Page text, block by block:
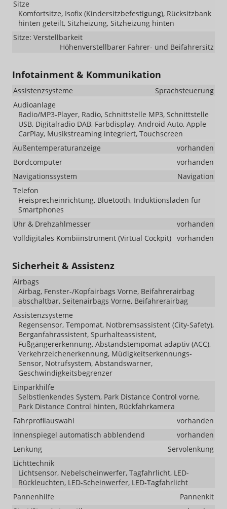
Sitze
Komfortsitze, Isofix (Kindersitzbefestigung), Rücksitzbank
hinten geteilt, Sitzheizung, Sitzheizung hinten
Sitze: Verstellbarkeit
Höhenverstellbarer Fahrer- und Beifahrersitz
Infotainment & Kommunikation
Assistenzsysteme
Sprachsteuerung
Audioanlage
Radio/MP3-Player, Radio, Schnittstelle MP3, Schnittstelle
USB, Digitalradio DAB, Farbdisplay, Android Auto, Apple
CarPlay, Musikstreaming integriert, Touchscreen
Außentemperaturanzeige
vorhanden
Bordcomputer
vorhanden
Navigationssystem
Navigation
Telefon
Freisprecheinrichtung, Bluetooth, Induktionsladen für
Smartphones
Uhr & Drehzahlmesser
vorhanden
Volldigitales Kombiinstrument (Virtual Cockpit) vorhanden
Sicherheit & Assistenz
Airbags
Airbag, Fenster-/Kopfairbags Vorne, Beifahrerairbag
abschaltbar, Seitenairbags Vorne, Beifahrerairbag
Assistenzsysteme
Regensensor, Tempomat, Notbremsassistent (City-Safety),
Berganfahrassistent, Spurhalteassistent,
Fußgängererkennung, Abstandstempomat adaptiv (ACC),
Verkehrzeichenerkennung, Müdigkeitserkennungs-
Sensor, Notrufsystem, Abstandswarner,
Geschwindigkeitsbegrenzer
Einparkhilfe
Selbstlenkendes System, Park Distance Control vorne,
Park Distance Control hinten, Rückfahrkamera
Fahrprofilauswahl
vorhanden
Innenspiegel automatisch abblendend
vorhanden
Lenkung
Servolenkung
Lichttechnik
Lichtsensor, Nebelscheinwerfer, Tagfahrlicht, LED-
Rückleuchten, LED-Scheinwerfer, LED-Tagfahrlicht
Pannenhilfe
Pannenkit